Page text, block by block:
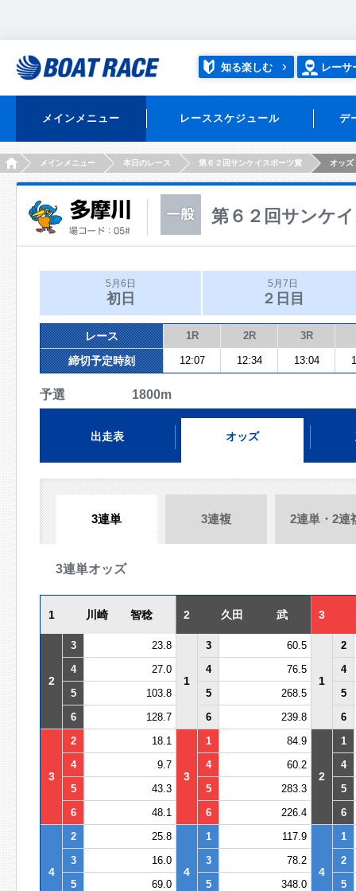
知る楽しむ レーサ
メインメニュー レーススケジュール デ
HOMEメインメニュー 本日のレース 第６２回サンケイスポーツ賞 オッズ
第６２回サンケ
5月6日
初日
5月7日
２日目
レース 1R 2R 3R
締切予定時刻 12:07 12:34 13:04
予選 1800m
出走表 オッズ
3連単 3連複 2連単・2連
3連単オッズ
1 川崎 智稔 2 久田 武 3
2
3 23.8
1
3 60.5
1
2
4
27.0 4 76.5
4
5
103.8 5 268.5
5
6
128.7 6 239.8 6
3
2 18.1
3
1 84.9
2
1
4
9.7 4 60.2
4
5
43.3 5 283.3
5
6
48.1 6 226.4 6
4
2 25.8
4
1 117.9
4
1
3
16.0 3 78.2
2
5
69.0 5 348.0
5